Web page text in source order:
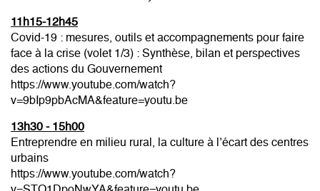
11h15-12h45
Covid-19 : mesures, outils et accompagnements pour faire
face à la crise (volet 1/3) : Synthèse, bilan et perspectives
des actions du Gouvernement
https://www.youtube.com/watch?
v=9bIp9pbAcMA&feature=youtu.be
13h30 - 15h00
Entreprendre en milieu rural, la culture à l’écart des centres
urbains
https://www.youtube.com/watch?